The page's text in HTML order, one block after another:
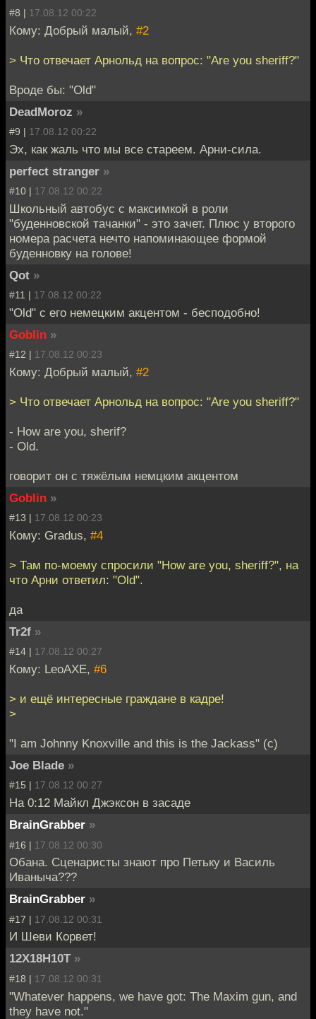
#8 | 17.08.12 00:22
Кому: Добрый малый, #2
> Что отвечает Арнольд на вопрос: "Are you sheriff?"
Вроде бы: "Old"
DeadMoroz »
#9 | 17.08.12 00:22
Эх, как жаль что мы все стареем. Арни-сила.
perfect stranger »
#10 | 17.08.12 00:22
Школьный автобус с максимкой в роли
"буденновской тачанки" - это зачет. Плюс у второго
номера расчета нечто напоминающее формой
буденновку на голове!
Qot »
#11 | 17.08.12 00:22
"Old" с его немецким акцентом - бесподобно!
Goblin »
#12 | 17.08.12 00:23
Кому: Добрый малый, #2
> Что отвечает Арнольд на вопрос: "Are you sheriff?"
- How are you, sherif?
- Old.
говорит он с тяжёлым немцким акцентом
Goblin »
#13 | 17.08.12 00:23
Кому: Gradus, #4
> Там по-моему спросили "How are you, sheriff?", на
что Арни ответил: "Old".
да
Tr2f »
#14 | 17.08.12 00:27
Кому: LeoAXE, #6
> и ещё интересные граждане в кадре!
>
"I am Johnny Knoxville and this is the Jackass" (с)
Joe Blade »
#15 | 17.08.12 00:27
На 0:12 Майкл Джэксон в засаде
BrainGrabber »
#16 | 17.08.12 00:30
Обана. Сценаристы знают про Петьку и Василь
Иваныча???
BrainGrabber »
#17 | 17.08.12 00:31
И Шеви Корвет!
12Х18Н10Т »
#18 | 17.08.12 00:31
"Whatever happens, we have got: The Maxim gun, and
they have not."